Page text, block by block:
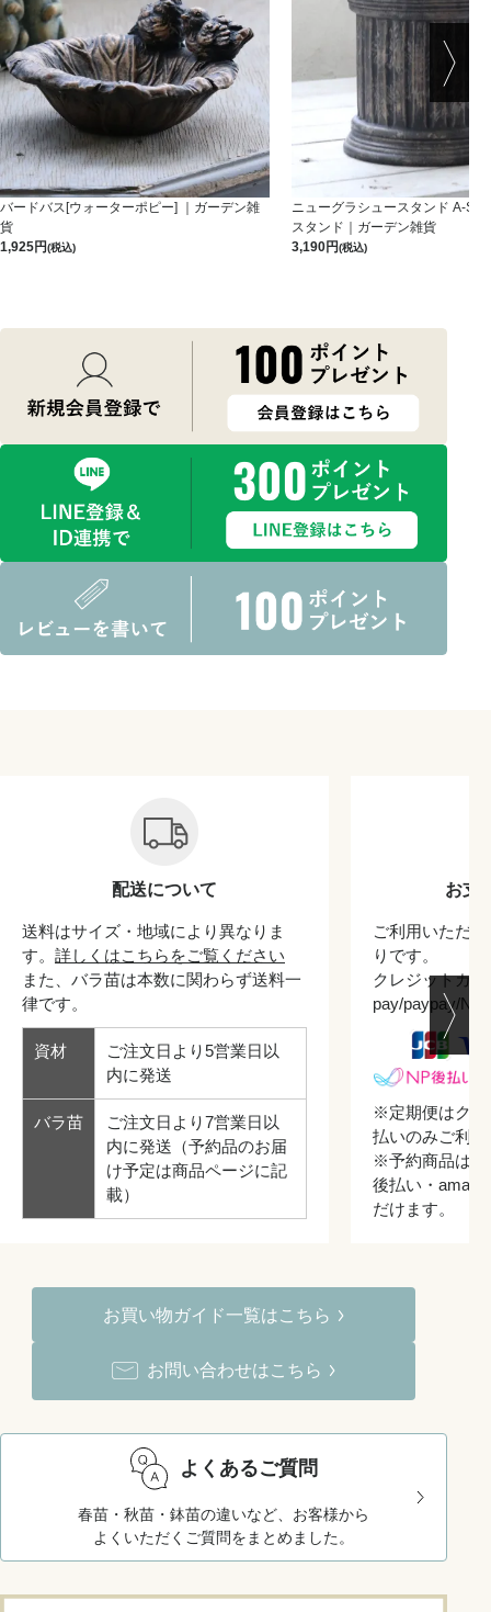
バードバス[ウォーターポピー] ｜ガーデン雑
貨
1,925
(税込)
ニューグラシュースタンド A-S-
スタンド｜ガーデン雑貨
3,190
(税込)
配送について
送料はサイズ・地域により異なりま
す。 詳しくはこちらをご覧ください
また、バラ苗は本数に関わらず送料一
律です。
資材
ご注文日より5営業日以
内に発送
バラ苗
ご注文日より7営業日以
内に発送（予約品のお届
け予定は商品ページに記
載）
お支
ご利用いただ
りです。
クレジットカ
pay/paypay/
※定期便はクレ
払いのみご利
※予約商品はク
後払い・
だけます。
お買い物ガイド一覧はこちら
お問い合わせはこちら
よくあるご質問
春苗・秋苗・鉢苗の違いなど、お客様から
よくいただくご質問をまとめました。